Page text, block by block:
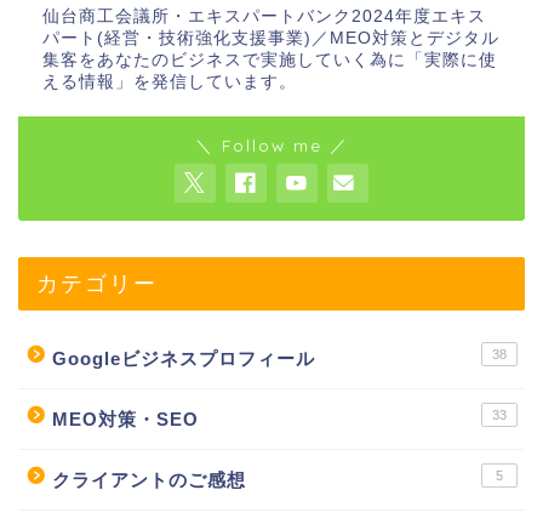
仙台商工会議所・エキスパートバンク2024年度エキス
パート(経営・技術強化支援事業)／MEO対策とデジタル
集客をあなたのビジネスで実施していく為に「実際に使
える情報」を発信しています。
＼ Follow me ／
カテゴリー
Googleビジネスプロフィール 38
MEO対策・SEO 33
クライアントのご感想 5